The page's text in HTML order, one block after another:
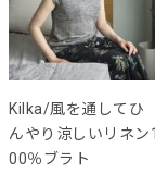
Kilka/風を通してひ
んやり涼しいリネン1
00％ブラト